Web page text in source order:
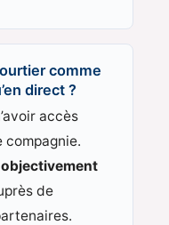
comme
direct ?
accès
compagnie.
de